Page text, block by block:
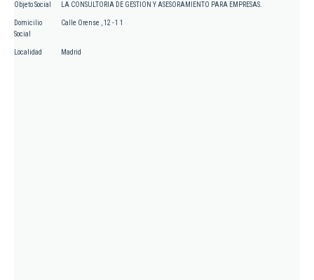
Objeto Social LA CONSULTORIA DE GESTION Y ASESORAMIENTO PARA EMPRESAS.
Domicilio
Social
Calle Orense , 12 - 1 1
Localidad Madrid